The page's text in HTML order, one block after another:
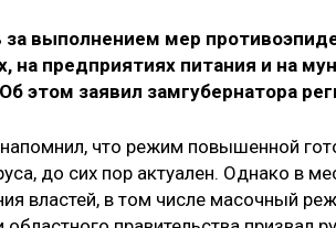
за выполнением мер
на предприятиях питания и на
этом заявил замгубернатора
что режим повышенной
до сих пор актуален. Однако в
властей, в том числе масочный